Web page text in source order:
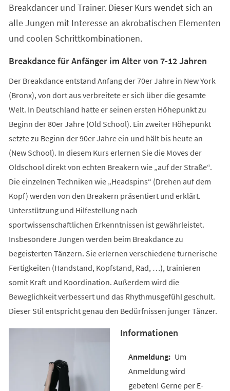
Breakdancer und Trainer. Dieser Kurs wendet sich an
alle Jungen mit Interesse an akrobatischen Elementen
und coolen Schrittkombinationen.
Breakdance für Anfänger im Alter von 7-12 Jahren
Der Breakdance entstand Anfang der 70er Jahre in New York
(Bronx), von dort aus verbreitete er sich über die gesamte
Welt. In Deutschland hatte er seinen ersten Höhepunkt zu
Beginn der 80er Jahre (Old School). Ein zweiter Höhepunkt
setzte zu Beginn der 90er Jahre ein und hält bis heute an
(New School). In diesem Kurs erlernen Sie die Moves der
Oldschool direkt von echten Breakern wie „auf der Straße“.
Die einzelnen Techniken wie „Headspins“ (Drehen auf dem
Kopf) werden von den Breakern präsentiert und erklärt.
Unterstützung und Hilfestellung nach
sportwissenschaftlichen Erkenntnissen ist gewährleistet.
Insbesondere Jungen werden beim Breakdance zu
begeisterten Tänzern. Sie erlernen verschiedene turnerische
Fertigkeiten (Handstand, Kopfstand, Rad, …), trainieren
somit Kraft und Koordination. Außerdem wird die
Beweglichkeit verbessert und das Rhythmusgefühl geschult.
Dieser Stil entspricht genau den Bedürfnissen junger Tänzer.
Informationen
Um
Anmeldung wird
gebeten! Gerne per E-